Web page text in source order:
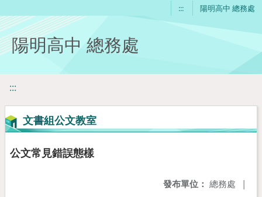
::: 陽明高中 總務處
陽明高中 總務處
:::
文書組公文教室
公文常見錯誤態樣
發布單位： 總務處 |